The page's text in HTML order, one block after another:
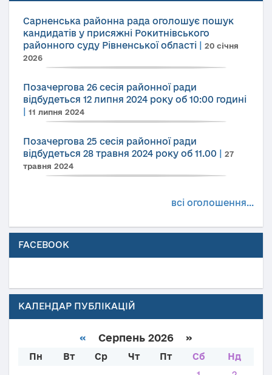
Сарненська районна рада оголошує пошук
кандидатів у присяжні Рокитнівського
районного суду Рівненської області
20 січня
2026
Позачергова 26 сесія районної ради
відбудеться 12 липня 2024 року об 10:00 годині
11 липня 2024
Позачергова 25 сесія районної ради
відбудеться 28 травня 2024 року об 11.00
27
травня 2024
всі оголошення...
FACEBOOK
КАЛЕНДАР ПУБЛІКАЦІЙ
« Серпень 2026 »
Пн Вт Ср Чт Пт Сб
Нд